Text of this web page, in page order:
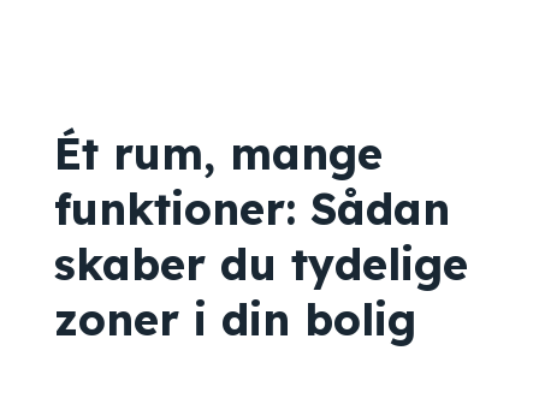
Ét rum, mange
funktioner: Sådan
skaber du tydelige
zoner i din bolig